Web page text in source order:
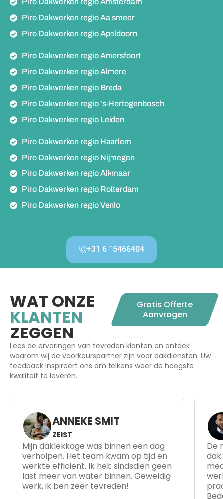
Piro Dakwerken regio Amsterdam
Piro Dakwerken regio Aalsmeer
Piro Dakwerken regio Apeldoorn
Piro Dakwerken regio Amersfoort
Piro Dakwerken regio Almere
Piro Dakwerken regio Breda
Piro Dakwerken regio 's-Hertogenbosch
Piro Dakwerken regio Leiden
Piro Dakwerken regio Haarlem
Piro Dakwerken regio Nijmegen
Piro Dakwerken regio Alkmaar
Piro Dakwerken regio Rotterdam
Piro Dakwerken regio Venlo
+31 6 15466404
WAT ONZE
KLANTEN
ZEGGEN
Gratis Offerte
Aanvragen
Lees de ervaringen van tevreden klanten en ontdek
waarom wij de voorkeurspartner zijn voor dakdiensten. Uw
feedback inspireert ons om telkens weer de hoogste
kwaliteit te leveren.
RADJIV SARDAT
BUSSUM
De nokvorsten renovatie heeft mijn
dak weer als nieuw gemaakt. De
medewerkers waren deskundig en
werkten snel. Het dak ziet er nu
prachtig uit en ik voel me veel veiliger.